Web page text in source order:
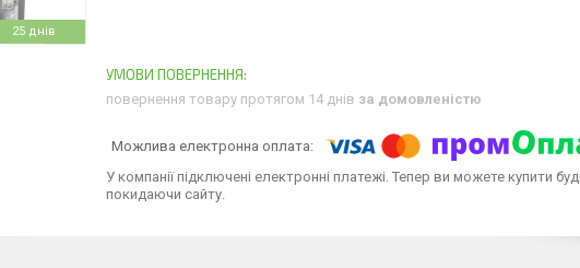
25 днів
повернення товару протягом 14 днів за домовленістю
У компанії підключені електронні платежі. Тепер ви можете купити
покидаючи сайту.